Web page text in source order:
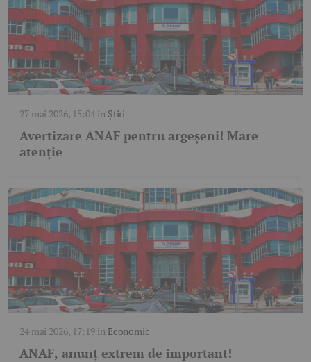
27 mai 2026, 15:04în Știri
Avertizare ANAF pentru argeșeni! Mare
atenție
24 mai 2026, 17:19în Economic
ANAF, anunț extrem de important!